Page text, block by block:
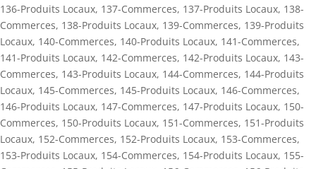
136-Produits Locaux, 137-Commerces, 137-Produits Locaux, 138-
Commerces, 138-Produits Locaux, 139-Commerces, 139-Produits
Locaux, 140-Commerces, 140-Produits Locaux, 141-Commerces,
141-Produits Locaux, 142-Commerces, 142-Produits Locaux, 143-
Commerces, 143-Produits Locaux, 144-Commerces, 144-Produits
Locaux, 145-Commerces, 145-Produits Locaux, 146-Commerces,
146-Produits Locaux, 147-Commerces, 147-Produits Locaux, 150-
Commerces, 150-Produits Locaux, 151-Commerces, 151-Produits
Locaux, 152-Commerces, 152-Produits Locaux, 153-Commerces,
153-Produits Locaux, 154-Commerces, 154-Produits Locaux, 155-